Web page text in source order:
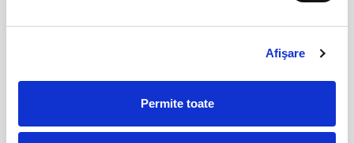
Afişare
Permite toate
Inima ametist unicat m14
250,00 Lei
15,00 Lei